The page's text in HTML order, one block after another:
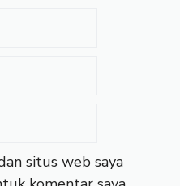
situs web saya